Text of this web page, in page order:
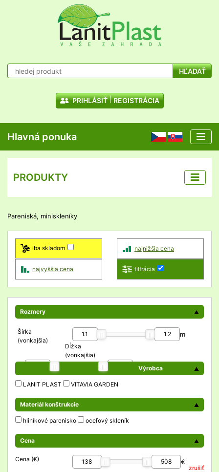
HĽADAŤ
PRIHLÁSIŤ REGISTRÁCIA
Hlavná ponuka CZ SK
PRODUKTY
Pareniská, miniskleníky
iba skladom najnižšia cena
najvyššia cena filtrácia
Rozmery
Šírka
(vonkajšia)
m
Dĺžka
(vonkajšia)
Výrobca
LANIT PLAST VITAVIA GARDEN
Materiál konštrukcie
hliníkové parenisko oceľový skleník
Cena
Cena (€) €
zrušiť